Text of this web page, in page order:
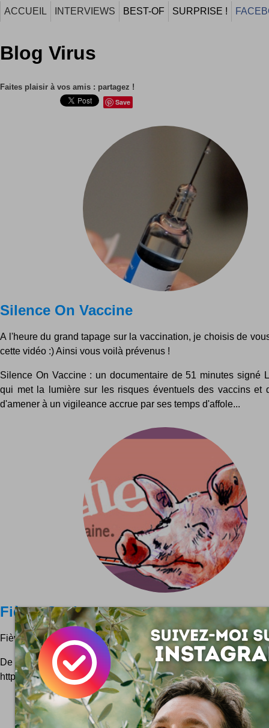
ACCUEIL INTERVIEWS BEST-OF SURPRISE !
Blog Virus
Faites plaisir à vos amis : partagez !
Save
Silence On Vaccine
A l'heure du grand tapage sur la vaccination, je choisis de
cette vidéo :) Ainsi vous voilà prévenus !
Silence On Vaccine : un documentaire de 51 minutes signé
qui met la lumière sur les risques éventuels des vaccins et
d'amener à un vigileance accrue par ses temps d'affole...
Fièvre Cochonne
Fièvre Cochonne est un blog bédé collectif dédié à la grippe
De l'humour pour une belle détente en attendant que la
http://fievrecochonne.canalblog.com